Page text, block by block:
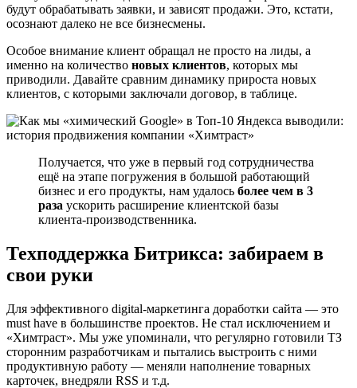
будут обрабатывать заявки, и зависят продажи. Это, кстати,
осознают далеко не все бизнесмены.
Особое внимание клиент обращал не просто на лиды, а
именно на количество новых клиентов, которых мы
приводили. Давайте сравним динамику прироста новых
клиентов, с которыми заключали договор, в таблице.
Получается, что уже в первый год сотрудничества
ещё на этапе погружения в большой работающий
бизнес и его продукты, нам удалось более чем в 3
раза ускорить расширение клиентской базы
клиента-производственника.
Техподдержка Битрикса: забираем в
свои руки
Для эффективного digital-маркетинга доработки сайта — это
must have в большинстве проектов. Не стал исключением и
«Химтраст». Мы уже упоминали, что регулярно готовили ТЗ
сторонним разработчикам и пытались выстроить с ними
продуктивную работу — меняли наполнение товарных
карточек, внедряли RSS и т.д.